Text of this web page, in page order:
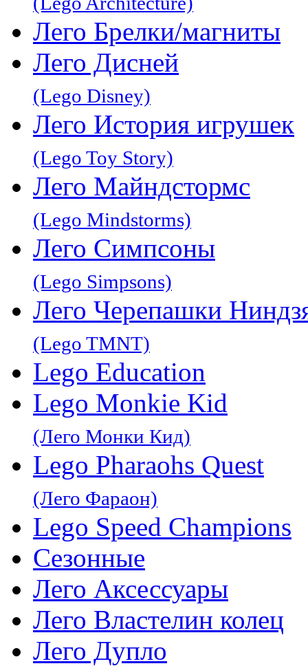
Лего Брелки/магниты
Лего Дисней
(Lego Disney)
Лего История игрушек
(Lego Toy Story)
Лего Майндстормс
(Lego Mindstorms)
Лего Симпсоны
(Lego Simpsons)
Лего Черепашки
(Lego TMNT)
Lego Education
Lego Monkie Kid
(Лего Монки Кид)
Lego Pharaohs Quest
(Лего Фараон)
Lego Speed Champions
Сезонные
Лего Аксессуары
Лего Властелин колец
Лего Дупло